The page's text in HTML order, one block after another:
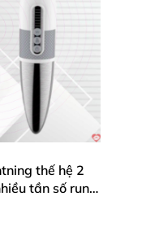
thế hệ 2
tần số rung